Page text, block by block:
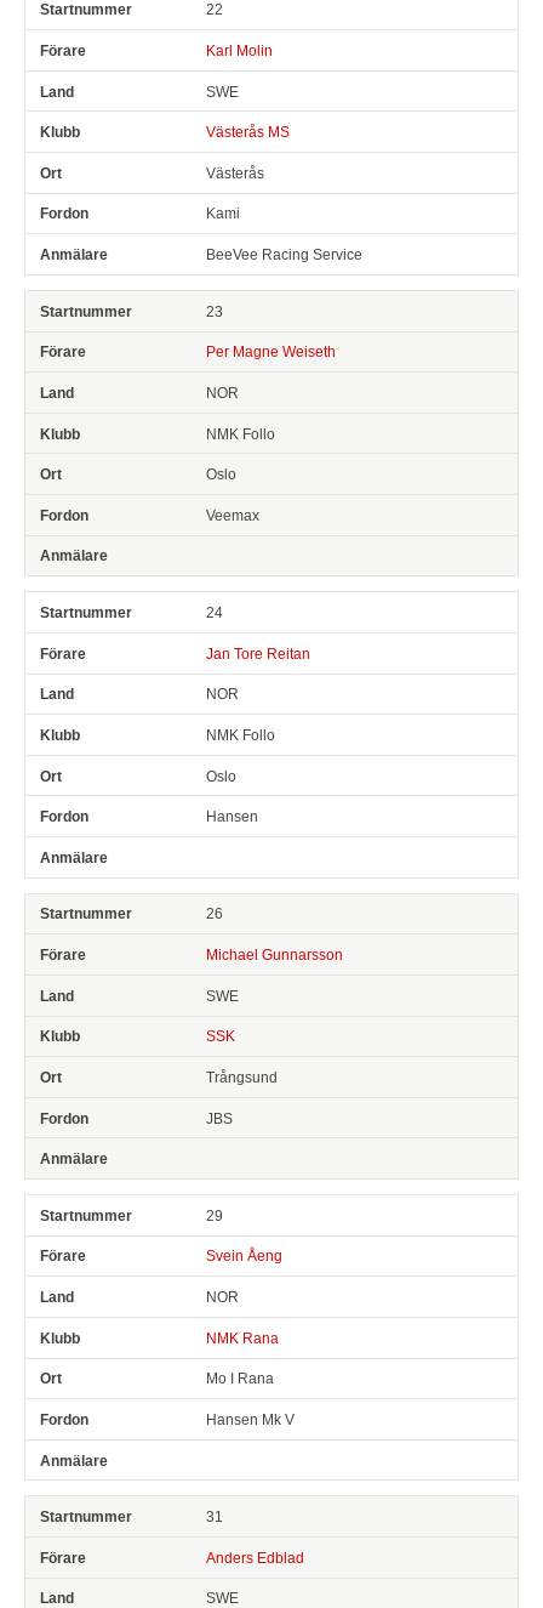
22
Karl Molin
SWE
Västerås MS
Västerås
Kami
BeeVee Racing Service
23
Per Magne Weiseth
NOR
NMK Follo
Oslo
Veemax
24
Jan Tore Reitan
NOR
NMK Follo
Oslo
Hansen
26
Michael Gunnarsson
SWE
SSK
Trångsund
JBS
29
Svein Åeng
NOR
NMK Rana
Mo I Rana
Hansen Mk V
31
Anders Edblad
SWE